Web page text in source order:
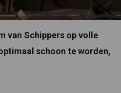
van Schippers op volle
schoon te worden,